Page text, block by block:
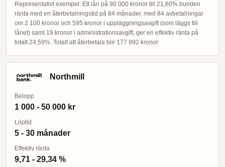
Representativt exempel: Ett lån på 90 000 kronor till 21,60% bunden
ränta med en återbetalningstid på 84 månader, med 84 avbetalningar
om 2 100 kronor och 595 kronor i uppläggningsavgift (som läggs till
lånet) samt 19 kronor i administrationsavgift, ger en effektiv ränta på
totalt 24,59%. Totalt att återbetala blir 177 992 kronor.
Northmill
Belopp
1 000 - 50 000 kr
Löptid
5 - 30 månader
Effektiv ränta
9,71 - 29,34 %